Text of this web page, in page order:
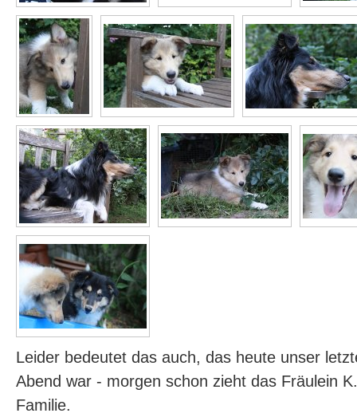
Leider bedeutet das auch, das heute unser
Abend war - morgen schon zieht das Fräulein
Familie.